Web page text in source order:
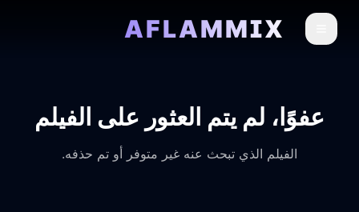
AFLAMMIX
عفوًا، لم يتم العثور على الفيلم
الفيلم الذي تبحث عنه غير متوفر أو تم حذفه.